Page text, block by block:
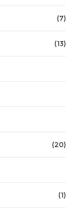
(7)
(13)
(20)
(1)